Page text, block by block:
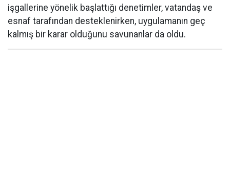
işgallerine yönelik başlattığı denetimler, vatandaş ve
esnaf tarafından desteklenirken, uygulamanın geç
kalmış bir karar olduğunu savunanlar da oldu.